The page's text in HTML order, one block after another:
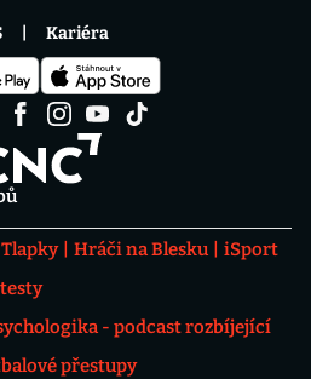
Hráči na Blesku
iSport
- podcast rozbíjející
přestupy
Kariéra